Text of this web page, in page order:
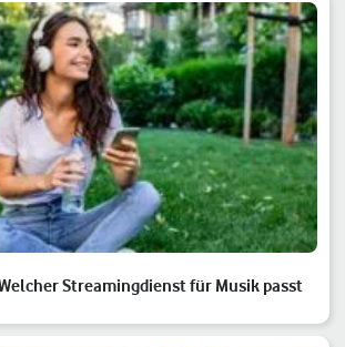
Streamingdienst für Musik passt